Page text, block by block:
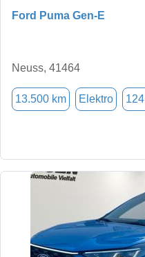
Ford Puma Gen-E
Neuss, 41464
13.500 km Elektro